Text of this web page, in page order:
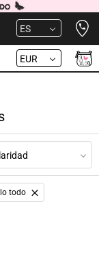
ES
EUR
todo